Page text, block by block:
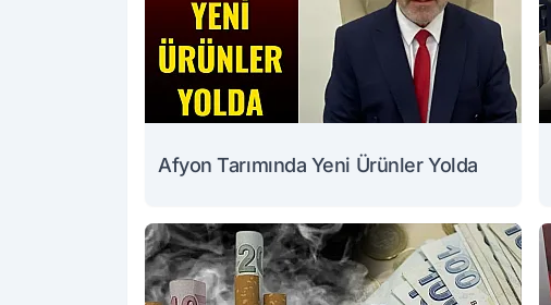
Afyon Tarımında Yeni Ürünler Yolda